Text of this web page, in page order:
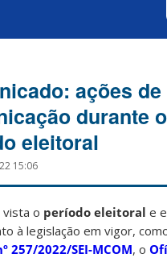
ações de
durante o
eleitoral
15:06
vista o período eleitoral e
à legislação em vigor,
257/2022/SEI-MCOM, o